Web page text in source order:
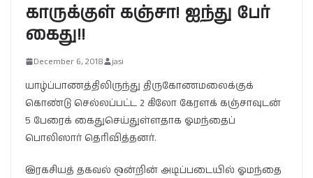
காருக்குள் கஞ்சா! ஐந்து பேர்
கைது!!
December 6, 2018 jasi
யாழ்ப்பாணத்திலிருந்து திருகோணமலைக்குக்
கொண்டு செல்லப்பட்ட 2 கிலோ கேரளக் கஞ்சாவுடன்
5 பேரைக் கைதுசெய்துள்ளதாக ஓமந்தைப்
பொலிஸார் தெரிவித்தனர்.
இரகசியத் தகவல் ஒன்றின் அடிப்படையில் ஓமந்தை